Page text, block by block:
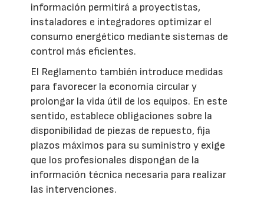
información permitirá a proyectistas,
instaladores e integradores optimizar el
consumo energético mediante sistemas de
control más eficientes.
El Reglamento también introduce medidas
para favorecer la economía circular y
prolongar la vida útil de los equipos. En este
sentido, establece obligaciones sobre la
disponibilidad de piezas de repuesto, fija
plazos máximos para su suministro y exige
que los profesionales dispongan de la
información técnica necesaria para realizar
las intervenciones.